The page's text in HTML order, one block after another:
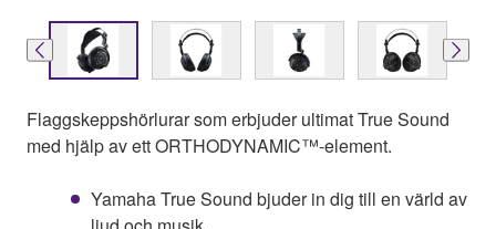
Flaggskeppshörlurar som erbjuder ultimat True Sound
med hjälp av ett ORTHODYNAMIC™-element.
Yamaha True Sound bjuder in dig till en värld av